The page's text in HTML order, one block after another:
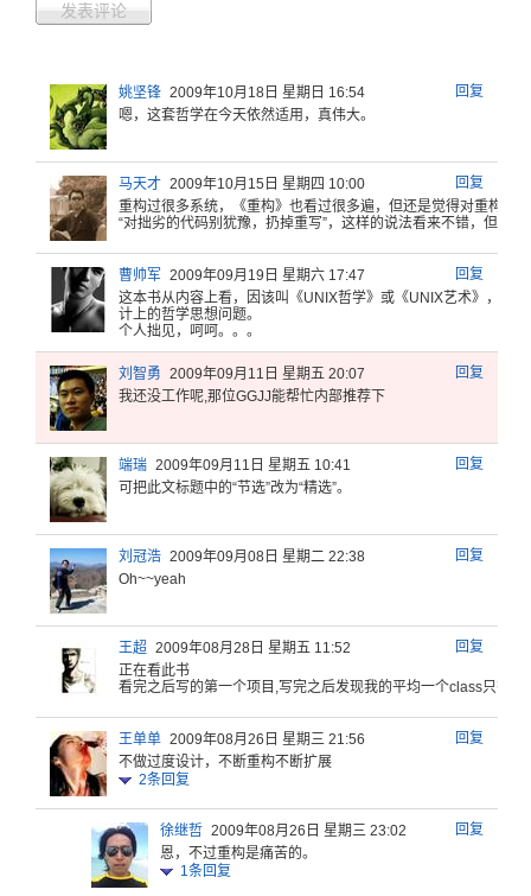
发表评论
回复
姚坚锋 2009年10月18日 星期日 16:54
嗯，这套哲学在今天依然适用，真伟大。
回复
马天才 2009年10月15日 星期四 10:00
重构过很多系统，《重构》也看过很多遍，但还是觉得对重构不
“对拙劣的代码别 犹豫，扔掉重写”，这样的说法看来不错，但
回复
曹帅军 2009年09月19日 星期六 17:47
这本书从内容上看，因该叫《UN IX哲学》 或《UNI X艺术》，
计上的哲学思想问 题。
个人拙见，呵呵 。。。
回复
刘智勇 2009年09月11日 星期五 20:07
我还没工作呢,那位GGJJ能帮忙内部推荐 下
回复
端瑞 2009年09月11日 星期五 10:41
可把此文标题中的“节选”改为“精选”。
回复
刘冠浩 2009年09月08日 星期二 22:38
Oh~~yeah
回复
王超 2009年08月28日 星期五 11:52
正在看此书
看完之后写的第一个项目,写完之后发现我的平均一个class只有不
回复
王单单 2009年08月26日 星期三 21:56
不做过度设计，不断重构不断扩展
2条回复
回复
徐继哲 2009年08月26日 星期三 23:02
恩，不过重构是痛苦的。
1条回复